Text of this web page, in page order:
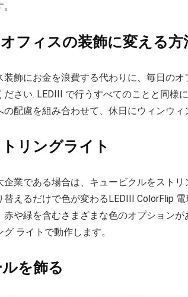
フィスの装飾に変える方
飾にお金を浪費する代わりに、毎日のオ
さい. LEDIII で行うすべてのことと同様
配慮を組み合わせて、休日にウィンウィ
リングライト
業である場合は、キュービクルをスト
えるだけで色が変わるLEDIII ColorFlip
や緑を含むさまざまな色のオプションが
ライトで動作します。
を飾る